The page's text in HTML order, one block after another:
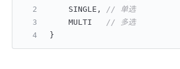
    SINGLE,
// 单选
    MULTI
// 多选
}